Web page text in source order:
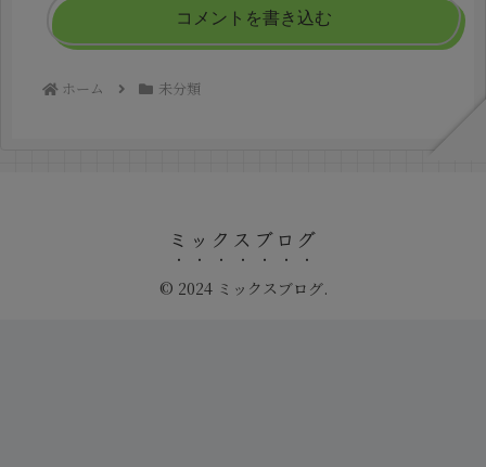
コメントを書き込む
ホーム 未分類
ミックスブログ
© 2024 ミックスブログ.